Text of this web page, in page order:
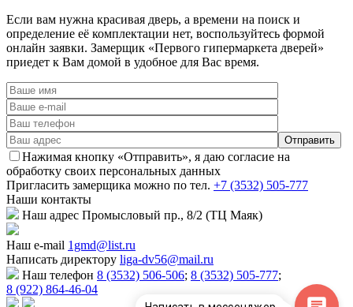
Если вам нужна красивая дверь, а времени на поиск и
определение её комплектации нет, воспользуйтесь формой
онлайн заявки. Замерщик «Первого гипермаркета дверей»
приедет к Вам домой в удобное для Вас время.
Нажимая кнопку «Отправить», я даю согласие на
обработку своих персональных данных
Пригласить замерщика можно по тел. +7 (3532) 505-777
Наши контакты
Наш адрес Промысловый пр., 8/2 (ТЦ Маяк)
Наш e-mail 1gmd@list.ru
Написать директору liga-dv56@mail.ru
Наш телефон 8 (3532) 506-506; 8 (3532) 505-777;
8 (922) 864-46-04